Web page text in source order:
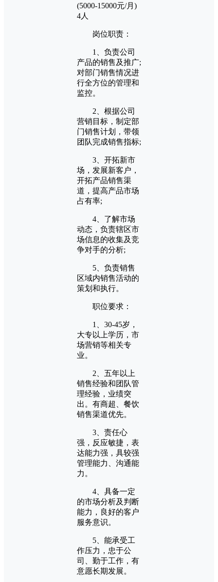
(5000-15000元/月)
4人
岗位职责：
1、负责公司
产品的销售及推广;
对部门销售情况进
行全方位的管理和
监控。
2、根据公司
营销目标，制定部
门销售计划，带领
团队完成销售指标;
3、开拓新市
场，发展新客户，
开拓产品销售渠
道，提高产品市场
占有率;
4、了解市场
动态，负责辖区市
场信息的收集及竞
争对手的分析;
5、负责销售
区域内销售活动的
策划和执行。
职位要求：
1、30-45岁，
大专以上学历，市
场营销等相关专
业。
2、五年以上
销售经验和团队管
理经验，业绩突
出。有商超、餐饮
销售渠道优先。
3、责任心
强，反应敏捷，表
达能力强，具较强
管理能力、沟通能
力。
4、具备一定
的市场分析及判断
能力，良好的客户
服务意识。
5、能承受工
作压力，忠于公
司、勤于工作，有
意愿长期发展。